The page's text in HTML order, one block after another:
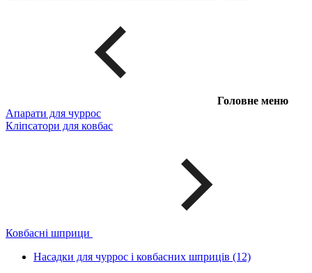
Головне меню
Апарати для чуррос
Кліпсатори для ковбас
Ковбасні шприци
Насадки для чуррос і ковбасних шприців (12)